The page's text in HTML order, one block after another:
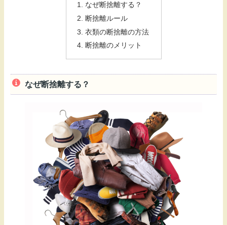
なぜ断捨離する？
断捨離ルール
衣類の断捨離の方法
断捨離のメリット
なぜ断捨離する？